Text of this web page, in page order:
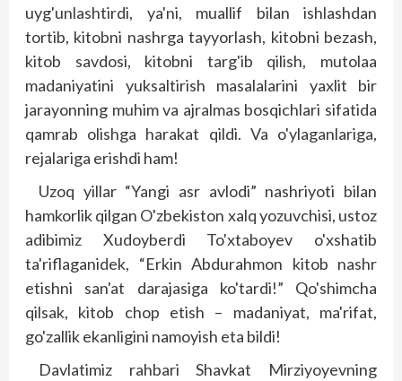
uyg'unlashtirdi, ya'ni, muallif bilan ishlashdan
tortib, kitobni nashrga tayyorlash, kitobni bezash,
kitob savdosi, kitobni targ'ib qilish, mutolaa
madaniyatini yuksaltirish masalalarini yaxlit bir
jarayonning muhim va ajralmas bosqichlari sifatida
qamrab olishga harakat qildi. Va o'ylaganlariga,
rejalariga erishdi ham!
Uzoq yillar “Yangi asr avlodi” nashriyoti bilan
hamkorlik qilgan O'zbekiston xalq yozuvchisi, ustoz
adibimiz Xudoyberdi To'xtaboyev o'xshatib
ta'riflaganidek, “Erkin Abdurahmon kitob nashr
etishni san'at darajasiga ko'tardi!” Qo'shimcha
qilsak, kitob chop etish – madaniyat, ma'rifat,
go'zallik ekanligini namoyish eta bildi!
Davlatimiz rahbari Shavkat Mirziyoyevning